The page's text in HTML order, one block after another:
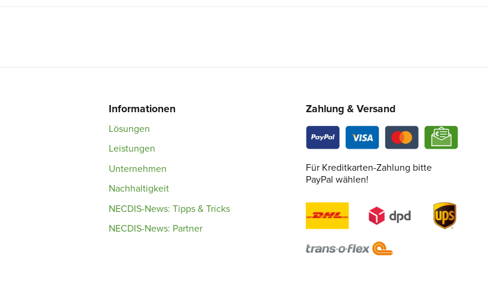
Informationen
Lösungen
Leistungen
Unternehmen
Nachhaltigkeit
NECDIS-News: Tipps & Tricks
NECDIS-News: Partner
Zahlung & Versand
Für Kreditkarten-Zahlung bitte
PayPal wählen!